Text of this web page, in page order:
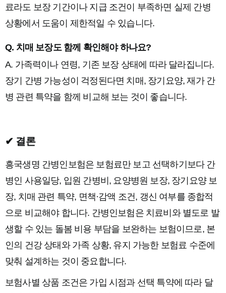
료라도 보장 기간이나 지급 조건이 부족하면 실제 간병
상황에서 도움이 제한적일 수 있습니다.
Q. 치매 보장도 함께 확인해야 하나요?
A. 가족력이나 연령, 기존 보장 상태에 따라 달라집니다.
장기 간병 가능성이 걱정된다면 치매, 장기요양, 재가 간
병 관련 특약을 함께 비교해 보는 것이 좋습니다.
✔ 결론
흥국생명 간병인보험은 보험료만 보고 선택하기보다 간
병인 사용일당, 입원 간병비, 요양병원 보장, 장기요양 보
장, 치매 관련 특약, 면책·감액 조건, 갱신 여부를 종합적
으로 비교해야 합니다. 간병인보험은 치료비와 별도로 발
생할 수 있는 돌봄 비용 부담을 보완하는 보험이므로, 본
인의 건강 상태와 가족 상황, 유지 가능한 보험료 수준에
맞춰 설계하는 것이 중요합니다.
보험사별 상품 조건은 가입 시점과 선택 특약에 따라 달